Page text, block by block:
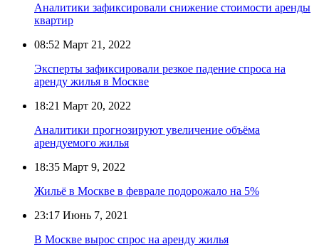
Аналитики зафиксировали снижение стоимости аренды
квартир
08:52 Март 21, 2022
Эксперты зафиксировали резкое падение спроса на
аренду жилья в Москве
18:21 Март 20, 2022
Аналитики прогнозируют увеличение объёма
арендуемого жилья
18:35 Март 9, 2022
Жильё в Москве в феврале подорожало на 5%
23:17 Июнь 7, 2021
В Москве вырос спрос на аренду жилья